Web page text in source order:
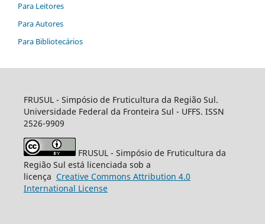
Para Leitores
Para Autores
Para Bibliotecários
FRUSUL - Simpósio de Fruticultura da Região Sul.
Universidade Federal da Fronteira Sul - UFFS. ISSN
2526-9909
FRUSUL - Simpósio de Fruticultura da
Região Sul está licenciada sob a
licença Creative Commons Attribution 4.0
International License